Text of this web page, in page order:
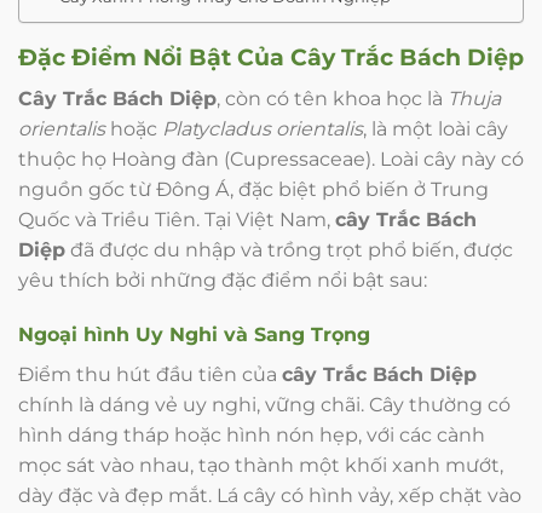
Đặc Điểm Nổi Bật Của Cây Trắc Bách Diệp
Cây Trắc Bách Diệp, còn có tên khoa học là Thuja
orientalishoặc Platycladus orientalis, là một loài cây
thuộc họ Hoàng đàn (Cupressaceae). Loài cây này có
nguồn gốc từ Đông Á, đặc biệt phổ biến ở Trung
Quốc và Triều Tiên. Tại Việt Nam, cây Trắc Bách
Diệp đã được du nhập và trồng trọt phổ biến, được
yêu thích bởi những đặc điểm nổi bật sau:
Ngoại hình Uy Nghi và Sang Trọng
Điểm thu hút đầu tiên của cây Trắc Bách Diệp
chính là dáng vẻ uy nghi, vững chãi. Cây thường có
hình dáng tháp hoặc hình nón hẹp, với các cành
mọc sát vào nhau, tạo thành một khối xanh mướt,
dày đặc và đẹp mắt. Lá cây có hình vảy, xếp chặt vào